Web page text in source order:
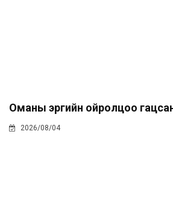
Оманы эргийн ойролцоо
2026/08/04